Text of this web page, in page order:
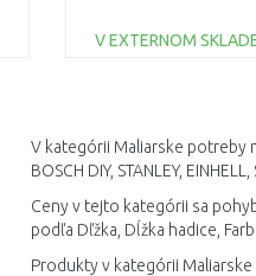
V EXTERNOM
V kategórii Maliarske potreby
BOSCH DIY, STANLEY,
Ceny v tejto kategórii sa
podľa Dľžka, Dĺžka hadice,
Produkty v kategórii